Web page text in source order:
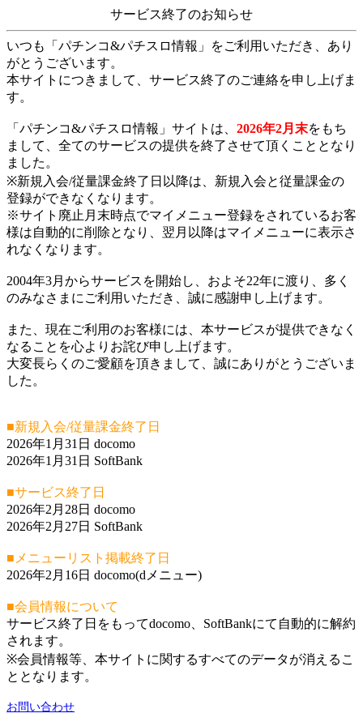
サービス終了のお知らせ
いつも「パチンコ&パチスロ情報」をご利用いただき、あり
がとうございます。
本サイトにつきまして、サービス終了のご連絡を申し上げま
す。
「パチンコ&パチスロ情報」サイトは、 2026年2月末をもち
まして、全てのサービスの提供を終了させて頂くこととなり
ました。
※新規入会/従量課金終了日以降は、新規入会と従量課金の
登録ができなくなります。
※サイト廃止月末時点でマイメニュー登録をされているお客
様は自動的に削除となり、翌月以降はマイメニューに表示さ
れなくなります。
2004年3月からサービスを開始し、およそ22年に渡り、多く
のみなさまにご利用いただき、誠に感謝申し上げます。
また、現在ご利用のお客様には、本サービスが提供できなく
なることを心よりお詫び申し上げます。
大変長らくのご愛顧を頂きまして、誠にありがとうございま
した。
■新規入会/従量課金終了日
2026年1月31日 docomo
2026年1月31日 SoftBank
■サービス終了日
2026年2月28日 docomo
2026年2月27日 SoftBank
■メニューリスト掲載終了日
2026年2月16日 docomo(dメニュー)
■会員情報について
サービス終了日をもってdocomo、SoftBankにて自動的に解約
されます。
※会員情報等、本サイトに関するすべてのデータが消えるこ
ととなります。
お問い合わせ